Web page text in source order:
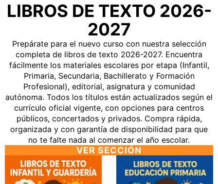
LIBROS DE TEXTO 2026-
2027
Prepárate para el nuevo curso con nuestra selección
completa de libros de texto 2026-2027. Encuentra
fácilmente los materiales escolares por etapa (Infantil,
Primaria, Secundaria, Bachillerato y Formación
Profesional), editorial, asignatura y comunidad
autónoma. Todos los títulos están actualizados según el
currículo oficial vigente, con opciones para centros
públicos, concertados y privados. Compra rápida,
organizada y con garantía de disponibilidad para que
no te falte nada al comenzar el año escolar.
VER SECCIÓN